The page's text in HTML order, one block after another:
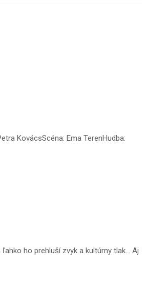
KovácsScéna: Ema TerenHudba:
ho prehluší zvyk a kultúrny tlak… Aj